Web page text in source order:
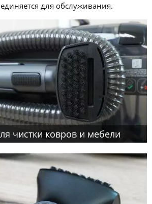
для обслуживания.
чистки ковров и мебели